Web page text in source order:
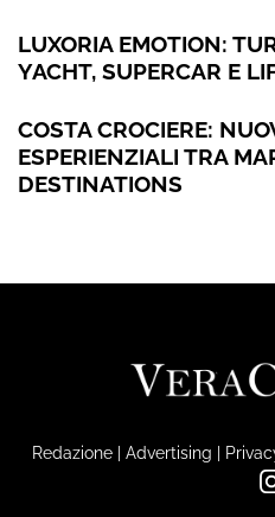
LUXORIA EMOTION:
YACHT, SUPERCAR E
COSTA CROCIERE:
ESPERIENZIALI TRA
DESTINATIONS
Redazione| Advertising